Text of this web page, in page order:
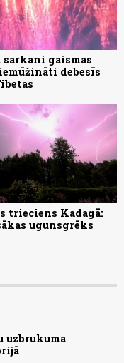
gaismas
debesīs
trieciens Kadagā:
ugunsgrēks
uzbrukuma